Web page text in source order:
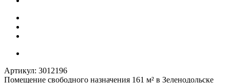
Артикул: 3012196
Помещение свободного назначения 161 м² в Зеленодольске